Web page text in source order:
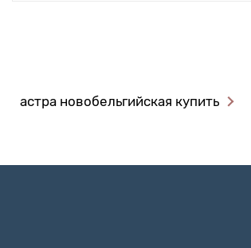
астра новобельгийская купить